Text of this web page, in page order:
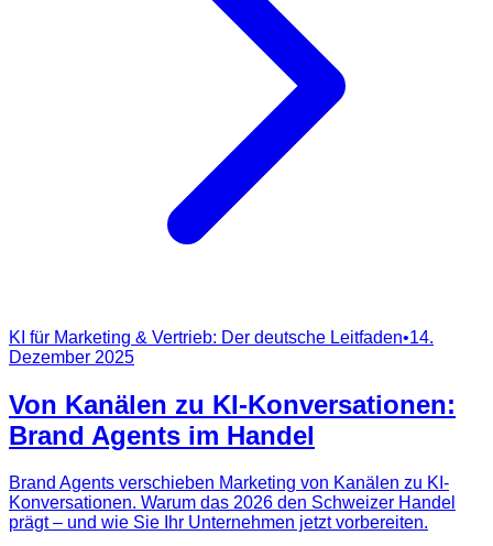
KI für Marketing & Vertrieb: Der deutsche Leitfaden•14.
Dezember 2025
Von Kanälen zu KI-Konversationen:
Brand Agents im Handel
Brand Agents verschieben Marketing von Kanälen zu KI-
Konversationen. Warum das 2026 den Schweizer Handel
prägt – und wie Sie Ihr Unternehmen jetzt vorbereiten.